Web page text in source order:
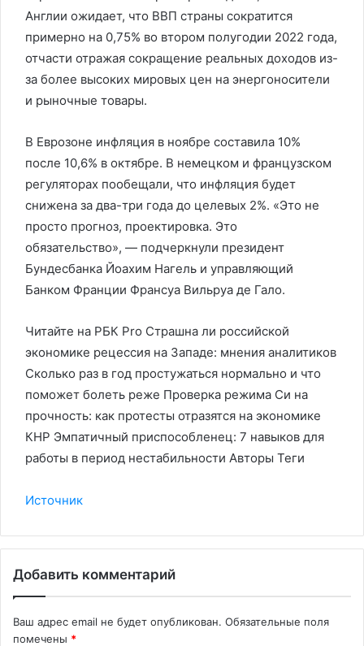
Англии ожидает, что ВВП страны сократится
примерно на 0,75% во втором полугодии 2022 года,
отчасти отражая сокращение реальных доходов из-
за более высоких мировых цен на энергоносители
и рыночные товары.
В Еврозоне инфляция в ноябре составила 10%
после 10,6% в октябре. В немецком и французском
регуляторах пообещали, что инфляция будет
снижена за два-три года до целевых 2%. «Это не
просто прогноз, проектировка. Это
обязательство», — подчеркнули президент
Бундесбанка Йоахим Нагель и управляющий
Банком Франции Франсуа Вильруа де Гало.
Читайте на РБК Pro Страшна ли российской
экономике рецессия на Западе: мнения аналитиков
Сколько раз в год простужаться нормально и что
поможет болеть реже Проверка режима Си на
прочность: как протесты отразятся на экономике
КНР Эмпатичный приспособленец: 7 навыков для
работы в период нестабильности Авторы Теги
Источник
Добавить комментарий
Ваш адрес email не будет опубликован. Обязательные поля
помечены *